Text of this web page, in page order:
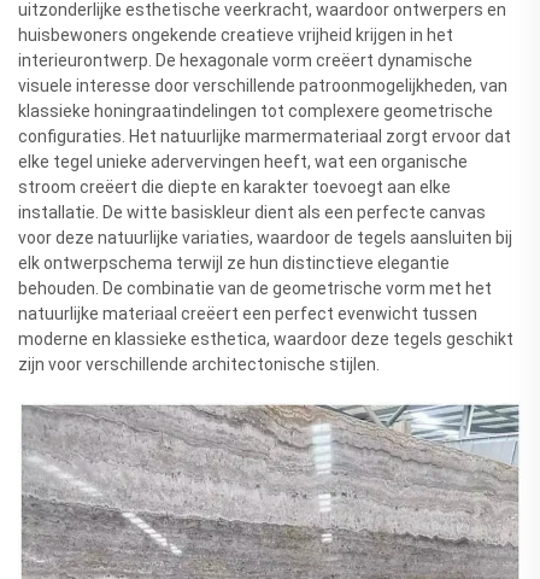
uitzonderlijke esthetische veerkracht, waardoor ontwerpers en
huisbewoners ongekende creatieve vrijheid krijgen in het
interieurontwerp. De hexagonale vorm creëert dynamische
visuele interesse door verschillende patroonmogelijkheden, van
klassieke honingraatindelingen tot complexere geometrische
configuraties. Het natuurlijke marmermateriaal zorgt ervoor dat
elke tegel unieke adervervingen heeft, wat een organische
stroom creëert die diepte en karakter toevoegt aan elke
installatie. De witte basiskleur dient als een perfecte canvas
voor deze natuurlijke variaties, waardoor de tegels aansluiten bij
elk ontwerpschema terwijl ze hun distinctieve elegantie
behouden. De combinatie van de geometrische vorm met het
natuurlijke materiaal creëert een perfect evenwicht tussen
moderne en klassieke esthetica, waardoor deze tegels geschikt
zijn voor verschillende architectonische stijlen.